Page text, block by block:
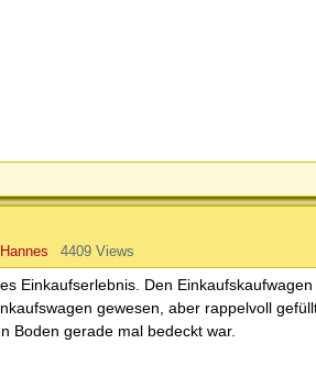
4409 Views
Einkaufserlebnis. Den
gewesen, aber rappelvoll
Boden gerade mal bedeckt war.